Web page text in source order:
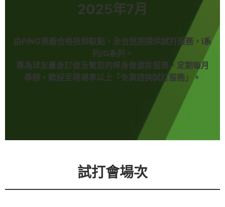
2025年7月
由PING原廠合格技師駐點，全台巡迴提供試打服務，i系
列/G系列。
專為球友量身訂做及幫您的桿身做健診服務，定期每月
舉辦，歡迎至現場享以上「免費諮詢試打服務」。
試打會場次